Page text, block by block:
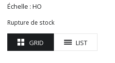
NOVATEUR MODELES
PIKO
PN SUD MODELISME
Échelle : HO
Rupture de stock
GRID LIST